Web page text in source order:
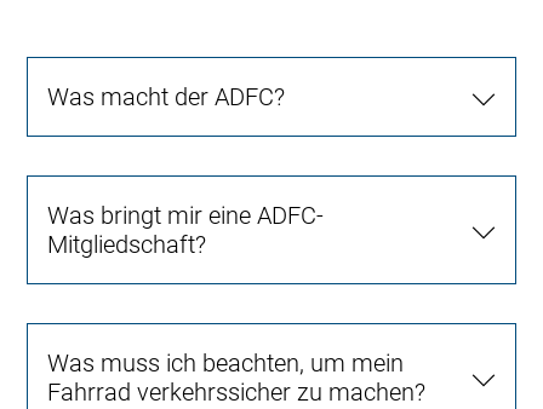
Was macht der ADFC?
Was bringt mir eine ADFC-
Mitgliedschaft?
Was muss ich beachten, um mein
Fahrrad verkehrssicher zu machen?